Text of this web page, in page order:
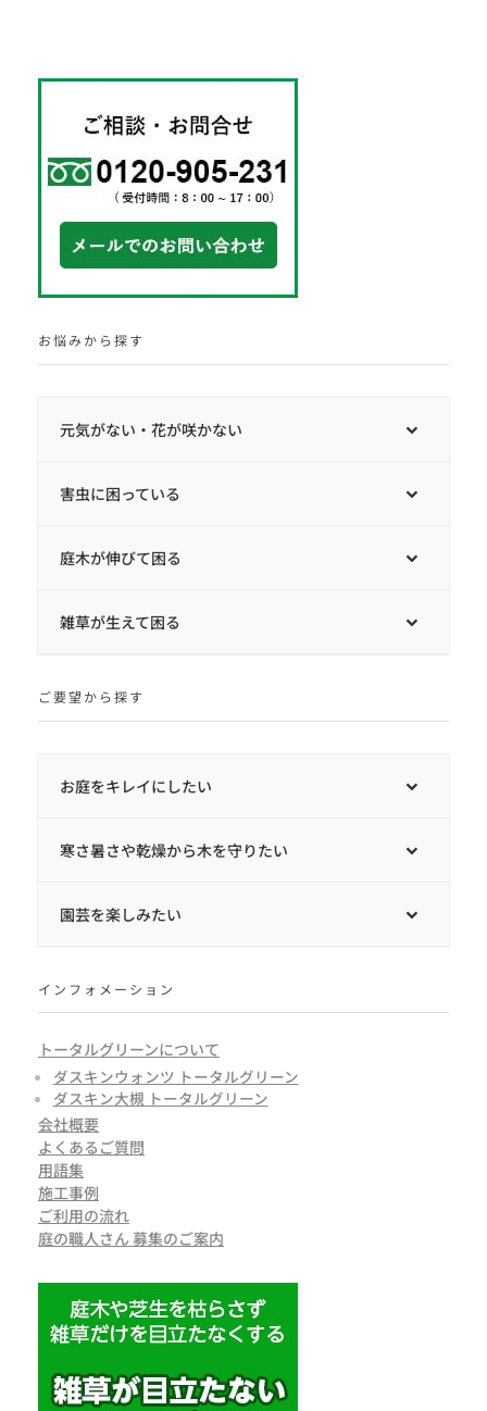
お悩みから探す
元気がない・花が咲かない
害虫に困っている
庭木が伸びて困る
雑草が生えて困る
ご要望から探す
お庭をキレイにしたい
寒さ暑さや乾燥から木を守りたい
園芸を楽しみたい
インフォメーション
トータルグリーンについて
ダスキンウォンツ トータルグリーン
ダスキン大槻 トータルグリーン
会社概要
よくあるご質問
用語集
施工事例
ご利用の流れ
庭の職人さん 募集のご案内